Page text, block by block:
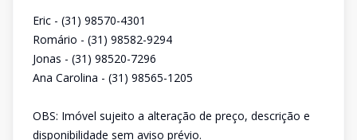
Eric - (31) 98570-4301
Romário - (31) 98582-9294
Jonas - (31) 98520-7296
Ana Carolina - (31) 98565-1205
OBS: Imóvel sujeito a alteração de preço, descrição e
disponibilidade sem aviso prévio.